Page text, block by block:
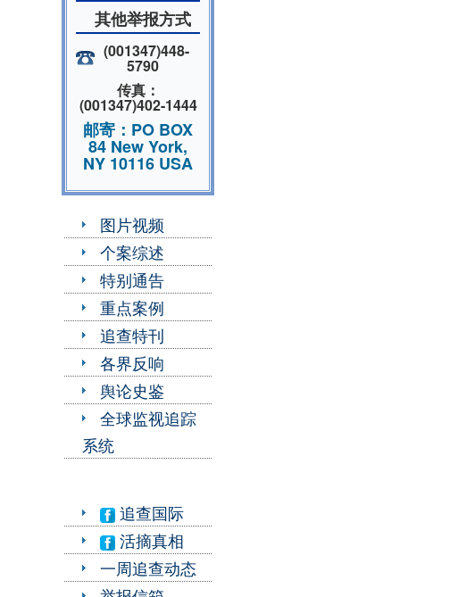
其他举报方式
(001347)448-
5790
传真：
(001347)402-1444
邮寄：PO BOX
84 New York,
NY 10116 USA
图片视频
个案综述
特别通告
重点案例
追查特刊
各界反响
舆论史鉴
全球监视追踪
系统
追查国际
活摘真相
一周追查动态